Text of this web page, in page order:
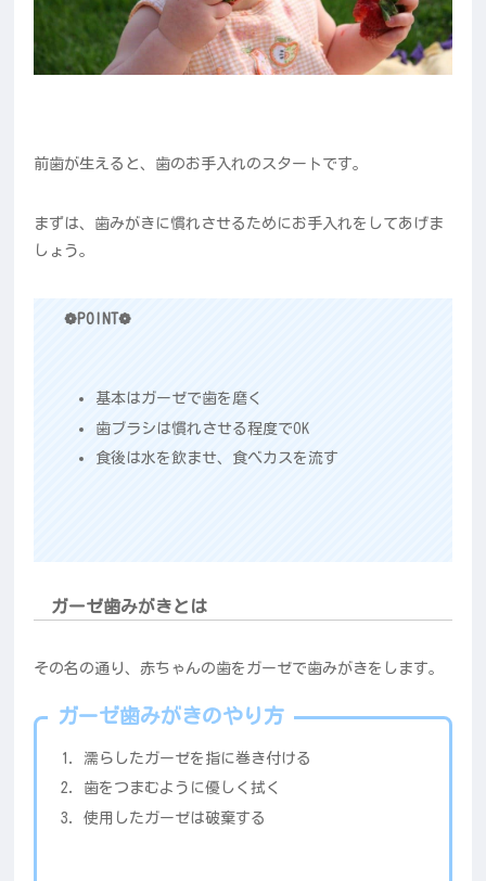
前歯が生えると、歯のお手入れのスタートです。
まずは、歯みがきに慣れさせるためにお手入れをしてあげま
しょう。
❁POINT❁
基本はガーゼで歯を磨く
歯ブラシは慣れさせる程度でOK
食後は水を飲ませ、食べカスを流す
ガーゼ歯みがきとは
その名の通り、赤ちゃんの歯をガーゼで歯みがきをします。
ガーゼ歯みがきのやり方
濡らしたガーゼを指に巻き付ける
歯をつまむように優しく拭く
使用したガーゼは破棄する